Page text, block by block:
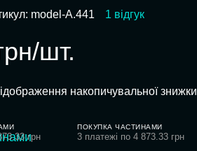
model-A.441 1 відгук
шт.
накопичувальної знижки
грн
ПОКУПКА ЧАСТИНАМИ
3 платежі по 4 873.33 грн